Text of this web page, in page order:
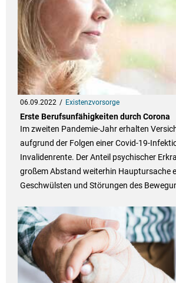
06.09.2022 Existenzvorsorge
Erste Berufsunfähigkeiten durch Corona
Im zweiten Pandemie-Jahr erhalten
aufgrund der Folgen einer Covid-19-
Invalidenrente. Der Anteil psychischer
großem Abstand weiterhin Hauptursache
Geschwülsten und Störungen des